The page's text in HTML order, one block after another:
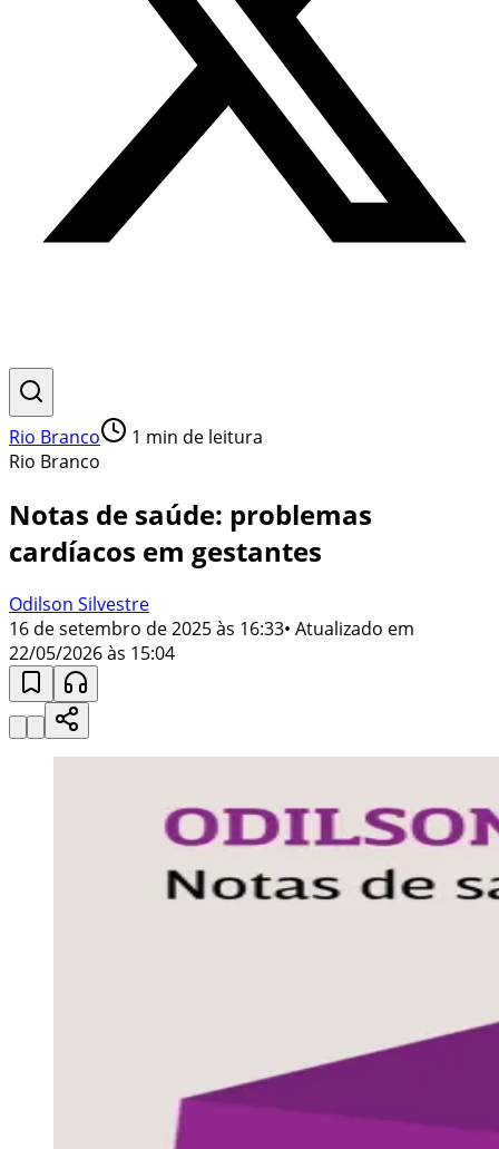
Rio Branco 1 min de leitura
Rio Branco
Notas de saúde: problemas
cardíacos em gestantes
Odilson Silvestre
16 de setembro de 2025 às 16:33• Atualizado em
22/05/2026 às 15:04